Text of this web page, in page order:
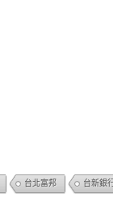
台北富邦 台新銀